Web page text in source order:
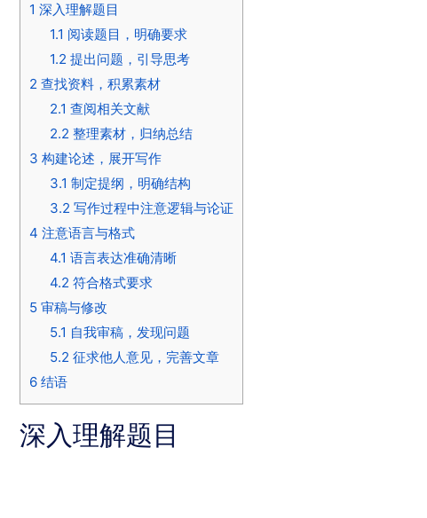
1 深入理解题目
1.1 阅读题目，明确要求
1.2 提出问题，引导思考
2 查找资料，积累素材
2.1 查阅相关文献
2.2 整理素材，归纳总结
3 构建论述，展开写作
3.1 制定提纲，明确结构
3.2 写作过程中注意逻辑与论证
4 注意语言与格式
4.1 语言表达准确清晰
4.2 符合格式要求
5 审稿与修改
5.1 自我审稿，发现问题
5.2 征求他人意见，完善文章
6 结语
深入理解题目